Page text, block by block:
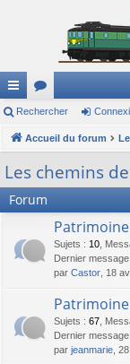
ac
co
ur
ci
or
u
Rechercher
Accueil du forum
Les chemins
Forum
Sujets : 10
Dernier message
par Castor , 18
Sujets : 67
Dernier message
par jeanmarie ,